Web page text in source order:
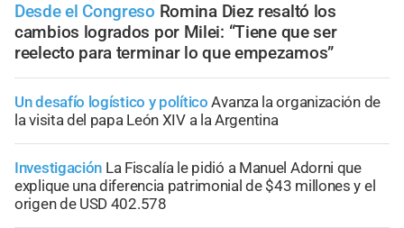
Desde el Congreso Romina Diez resaltó los
cambios logrados por Milei: “Tiene que ser
reelecto para terminar lo que empezamos”
Un desafío logístico y político Avanza la organización de
la visita del papa León XIV a la Argentina
Investigación La Fiscalía le pidió a Manuel Adorni que
explique una diferencia patrimonial de $43 millones y el
origen de USD 402.578